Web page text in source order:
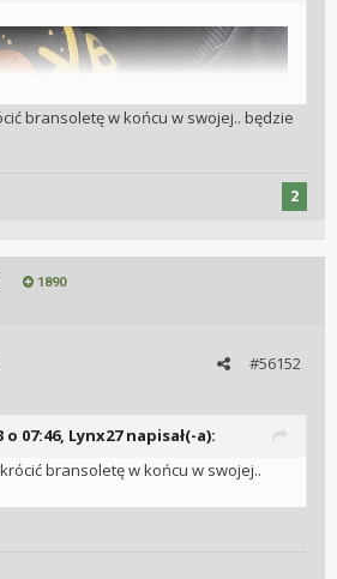
bransoletę w końcu w swojej.. będzie
2
1890
#56152
o 07:46, Lynx27napisał(-a):
bransoletę w końcu w swojej..